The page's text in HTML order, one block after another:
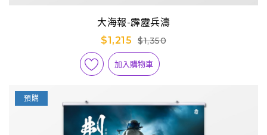
大海報-霹靂兵濤
$1,215
$1,350
加入購物車
預購